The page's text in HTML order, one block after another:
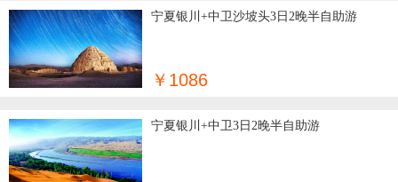
嘉峪关
中卫
格尔木
吴忠
4日
5日
7日
宁夏银川+中卫沙坡头3日2晚半自助游
￥1086
宁夏银川+中卫3日2晚半自助游